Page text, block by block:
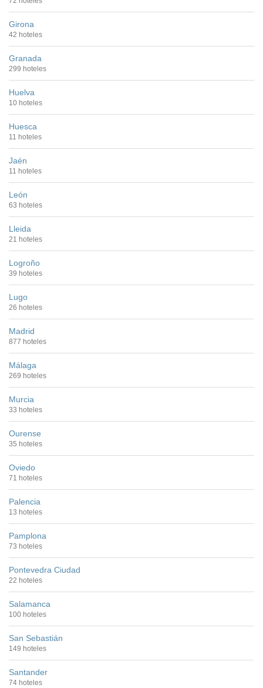
Girona
42 hoteles
Granada
299 hoteles
Huelva
10 hoteles
Huesca
11 hoteles
Jaén
11 hoteles
León
63 hoteles
Lleida
21 hoteles
Logroño
39 hoteles
Lugo
26 hoteles
Madrid
877 hoteles
Málaga
269 hoteles
Murcia
33 hoteles
Ourense
35 hoteles
Oviedo
71 hoteles
Palencia
13 hoteles
Pamplona
73 hoteles
Pontevedra Ciudad
22 hoteles
Salamanca
100 hoteles
San Sebastián
149 hoteles
Santander
74 hoteles